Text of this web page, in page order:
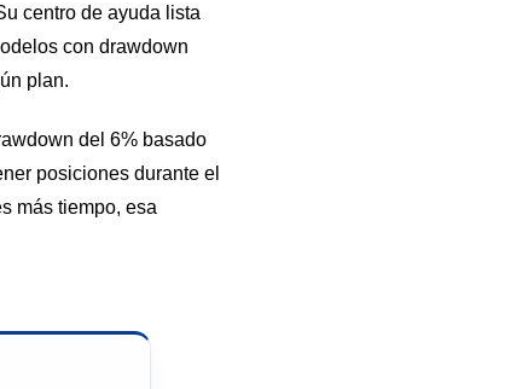
centro de ayuda lista
con drawdown
plan.
del 6% basado
posiciones durante el
más tiempo, esa